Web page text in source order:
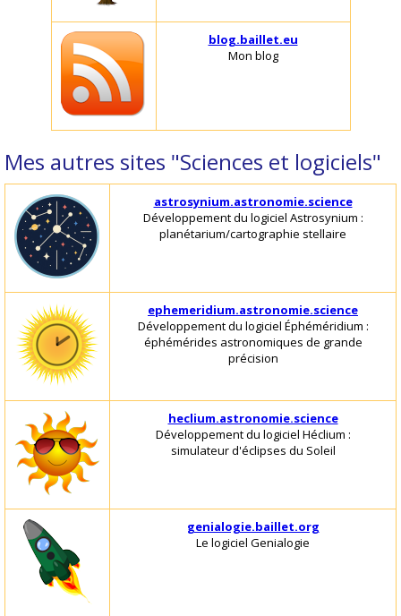
blog.baillet.eu
Mon blog
Mes autres sites "Sciences et logiciels"
astrosynium.astronomie.science
Développement du logiciel Astrosynium :
planétarium/cartographie stellaire
ephemeridium.astronomie.science
Développement du logiciel Éphéméridium :
éphémérides astronomiques de grande
précision
heclium.astronomie.science
Développement du logiciel Héclium :
simulateur d'éclipses du Soleil
genialogie.baillet.org
Le logiciel Genialogie